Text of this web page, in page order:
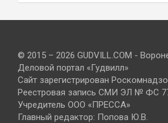
© 2015 – 2026 GUDVILL.COM -
Деловой портал «Гудвилл»
Сайт зарегистрирован
Реестровая запись СМИ ЭЛ № ФС
Учредитель ООО «ПРЕССА»
Главный редактор: Попова Ю.В.